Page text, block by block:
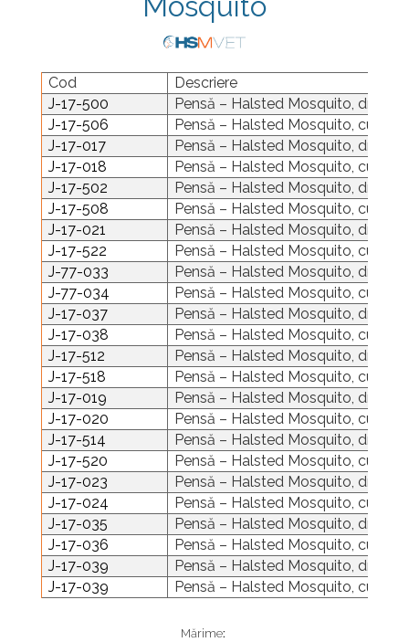
Forceps Reducere & Fixatori
Motoare Ortopedie
Mulare Placi
Pensa si Forceps
Port ac
Surubelnite
Tintire (Aiming)
Plăci Blocate
Plăci L, T și Mesh
Plăci Neblocate
Plăci Reconstrucție
Plăci TPLO Blocate
Plăci Tubulare
Set Instrumentar Ortopedie
Șuruburi Canulate
Șuruburi Corticale
Șuruburi Locking
Șuruburi TORX Locking
Placi DHCP
Placi Neblocate 1.5
Placi Neblocate 2.0
Placi Neblocate 2.4
Placi Neblocate 2.7
Placi Neblocate 3.5
Proteza Calcaneus
Saibe
SpinoFix Coloana
Suruburi Ancora
Suruburi Blocate HEX
Suruburi Blocate TORX
Suruburi Canulate Herbert
Suruburi Corticale
Suruburi Spongie
TTA
Cod
Descriere
J-17-500
Pensă – Halsted Mosquito,
J-17-506
Pensă – Halsted Mosquito, curbă,
J-17-017
Pensă – Halsted Mosquito,
J-17-018
Pensă – Halsted Mosquito, curbă,
J-17-502
Pensă – Halsted Mosquito,
J-17-508
Pensă – Halsted Mosquito, curbă,
J-17-021
Pensă – Halsted Mosquito,
J-17-522
Pensă – Halsted Mosquito, curbă,
J-77-033
Pensă – Halsted Mosquito,
J-77-034
Pensă – Halsted Mosquito, curbă,
J-17-037
Pensă – Halsted Mosquito,
J-17-038
Pensă – Halsted Mosquito, curbă,
J-17-512
Pensă – Halsted Mosquito,
J-17-518
Pensă – Halsted Mosquito, curbă,
J-17-019
Pensă – Halsted Mosquito,
J-17-020
Pensă – Halsted Mosquito, curbă,
J-17-514
Pensă – Halsted Mosquito,
J-17-520
Pensă – Halsted Mosquito, curbă,
J-17-023
Pensă – Halsted Mosquito,
J-17-024
Pensă – Halsted Mosquito, curbă,
J-17-035
Pensă – Halsted Mosquito,
J-17-036
Pensă – Halsted Mosquito, curbă,
J-17-039
Pensă – Halsted Mosquito,
J-17-039
Pensă – Halsted Mosquito, curbă,
Mărime: